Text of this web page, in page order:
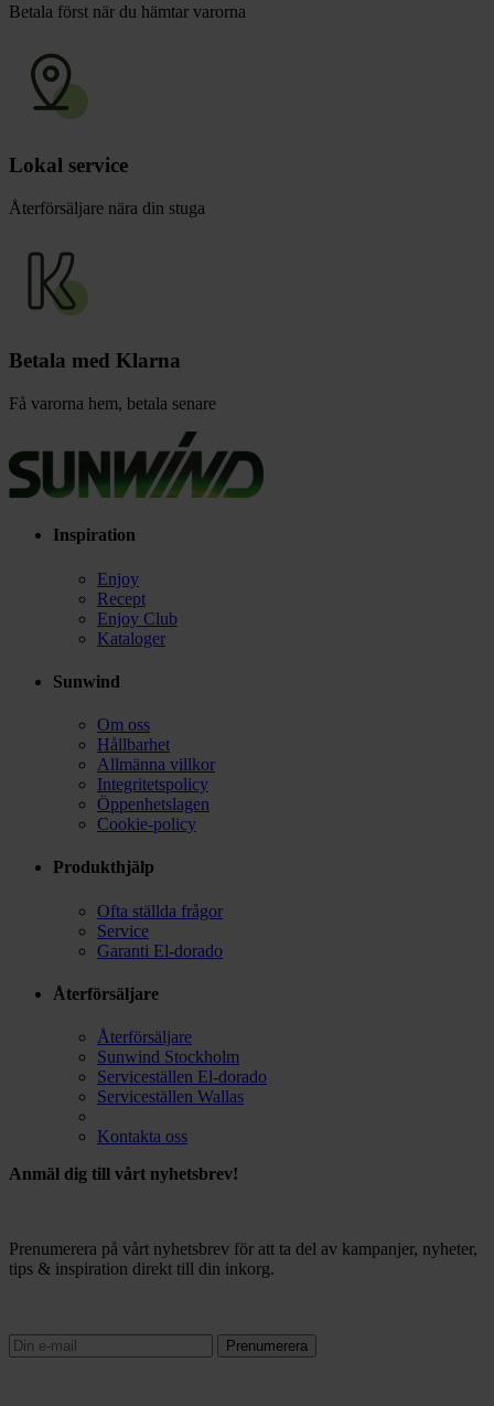
Betala först när du hämtar varorna
Lokal service
Återförsäljare nära din stuga
Betala med Klarna
Få varorna hem, betala senare
Inspiration
Enjoy
Recept
Enjoy Club
Kataloger
Sunwind
Om oss
Hållbarhet
Allmänna villkor
Integritetspolicy
Öppenhetslagen
Cookie-policy
Produkthjälp
Ofta ställda frågor
Service
Garanti El-dorado
Återförsäljare
Återförsäljare
Sunwind Stockholm
Serviceställen El-dorado
Serviceställen Wallas
Kontakta oss
Anmäl dig till vårt nyhetsbrev!
Prenumerera på vårt nyhetsbrev för att ta del av kampanjer, nyheter,
tips & inspiration direkt till din inkorg.
Prenumerera